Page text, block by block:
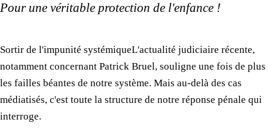
Pour une véritable protection de l'enfance !
Sortir de l'impunité systémique ​L'actualité judiciaire récente,
notamment concernant Patrick Bruel, souligne une fois de plus
les failles béantes de notre système. Mais au-delà des cas
médiatisés, c'est toute la structure de notre réponse pénale qui
interroge.